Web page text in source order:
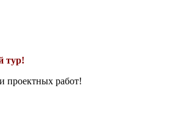
тур!
проектных работ!